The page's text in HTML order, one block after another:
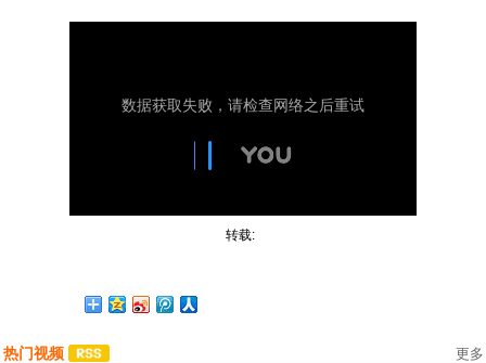
转载:
热门视频 更多